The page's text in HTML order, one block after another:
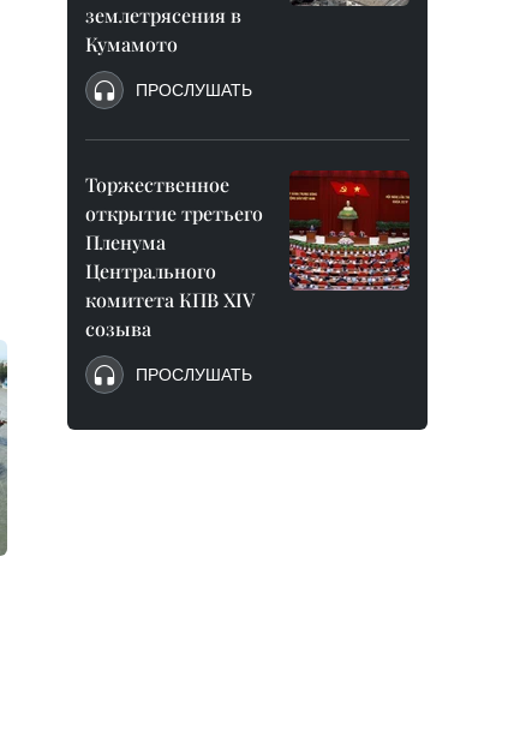
землетрясения в
Кумамото
ПРОСЛУШАТЬ
Торжественное
открытие третьего
Пленума
Центрального
комитета КПВ XIV
созыва
ПРОСЛУШАТЬ